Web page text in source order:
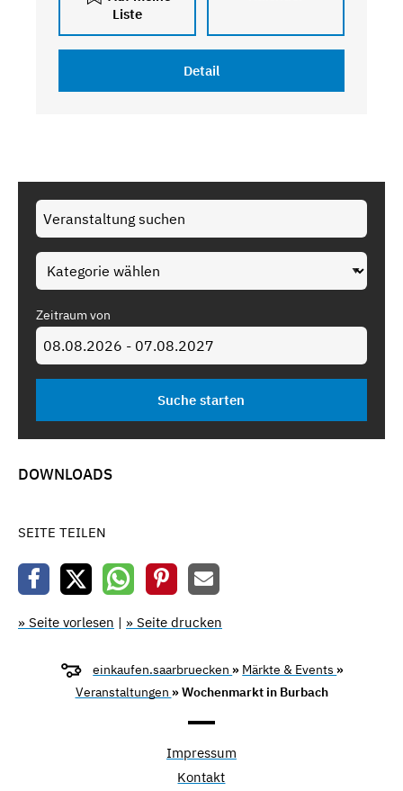
Liste
Detail
Zeitraum von
DOWNLOADS
SEITE TEILEN
» Seite vorlesen | » Seite drucken
einkaufen.saarbruecken » Märkte & Events »
Veranstaltungen » Wochenmarkt in Burbach
Impressum
Kontakt